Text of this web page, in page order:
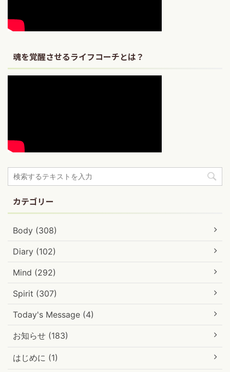
魂を覚醒させるライフコーチとは？
カテゴリー
Body (308)
Diary (102)
Mind (292)
Spirit (307)
Today's Message (4)
お知らせ (183)
はじめに (1)